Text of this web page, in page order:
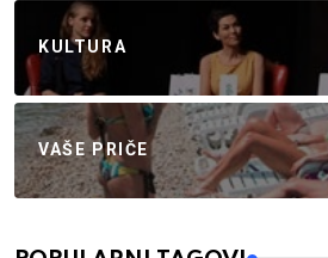
KULTURA
VAŠE PRIČE